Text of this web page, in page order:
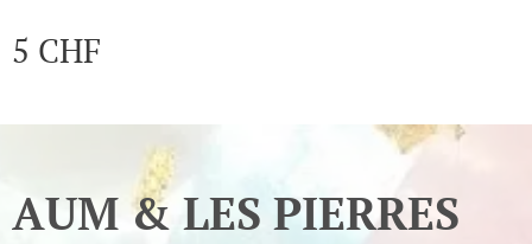
5 CHF
AUM & LES PIERRES